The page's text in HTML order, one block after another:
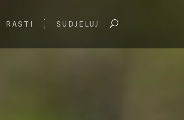
RASTI SUDJELUJ